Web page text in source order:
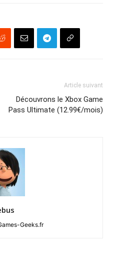
Article suivant
Découvrons le Xbox Game
Pass Ultimate (12.99€/mois)
Geeks.fr